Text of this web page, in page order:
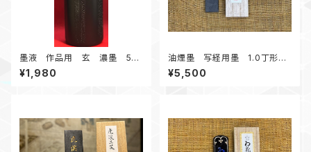
墨液 作品用 玄 濃墨 50
0ml
¥1,980
油煙墨 写経用墨 1.0丁形
写経におすすめ
¥5,500